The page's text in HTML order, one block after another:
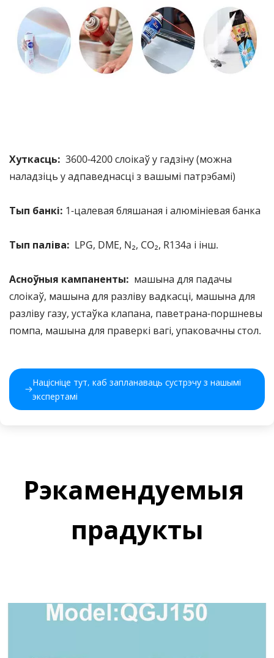
Хуткасць: 3600-4200 слоікаў у гадзіну (можна
наладзіць у адпаведнасці з вашымі патрэбамі)
Тып банкі: 1-цалевая бляшаная і алюмініевая банка
Тып паліва: LPG, DME, N₂, CO₂, R134a і інш.
Асноўныя кампаненты: машына для падачы
слоікаў, машына для разліву вадкасці, машына для
разліву газу, устаўка клапана, паветрана-поршневы
помпа, машына для праверкі вагі, упаковачны стол.
Націсніце тут, каб запланаваць сустрэчу з нашымі
экспертамі
Рэкамендуемыя
прадукты